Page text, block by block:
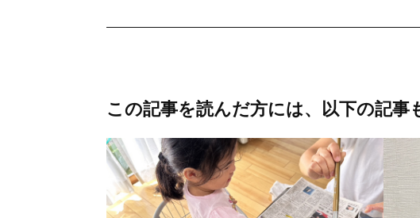
この記事を読んだ方には、以下の記事